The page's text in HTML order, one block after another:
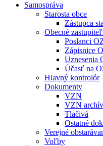
Samospráva
Starosta obce
Zástupca
Obecné
Poslanci
Zápisnice
Uznesenia
Účasť na
Hlavný kontrolór
Dokumenty
VZN
VZN archív
Tlačivá
Ostatné
Verejné
Voľby